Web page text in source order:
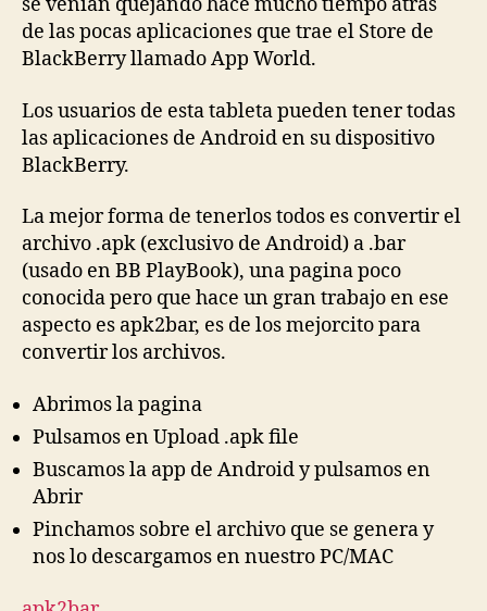
se venían quejando hace mucho tiempo atrás
de las pocas aplicaciones que trae el Store de
BlackBerry llamado App World.
Los usuarios de esta tableta pueden tener todas
las aplicaciones de Android en su dispositivo
BlackBerry.
La mejor forma de tenerlos todos es convertir el
archivo .apk (exclusivo de Android) a .bar
(usado en BB PlayBook), una pagina poco
conocida pero que hace un gran trabajo en ese
aspecto es apk2bar, es de los mejorcito para
convertir los archivos.
Abrimos la pagina
Pulsamos en Upload .apk file
Buscamos la app de Android y pulsamos en
Abrir
Pinchamos sobre el archivo que se genera y
nos lo descargamos en nuestro PC/MAC